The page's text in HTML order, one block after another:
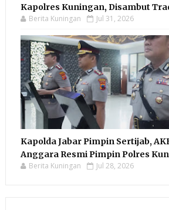
Kapolres Kuningan, Disambut
Berita Kuningan Jul 31, 2026
Kapolda Jabar Pimpin Sertijab,
Anggara Resmi Pimpin Polres
Berita Kuningan Jul 28, 2026